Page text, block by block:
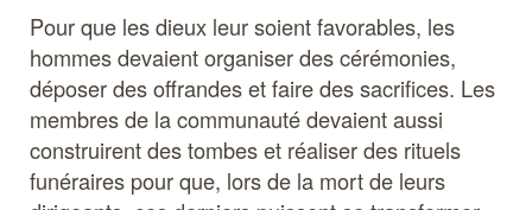
Pour que les dieux leur soient favorables, les
hommes devaient organiser des cérémonies,
déposer des offrandes et faire des sacrifices. Les
membres de la communauté devaient aussi
construirent des tombes et réaliser des rituels
funéraires pour que, lors de la mort de leurs